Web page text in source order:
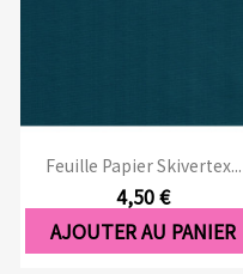
Feuille Papier Skivertex...
4,50 €
AJOUTER AU PANIER